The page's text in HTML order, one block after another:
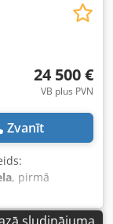
24 500 €
VB plus PVN
Zvanīt
, pirmā